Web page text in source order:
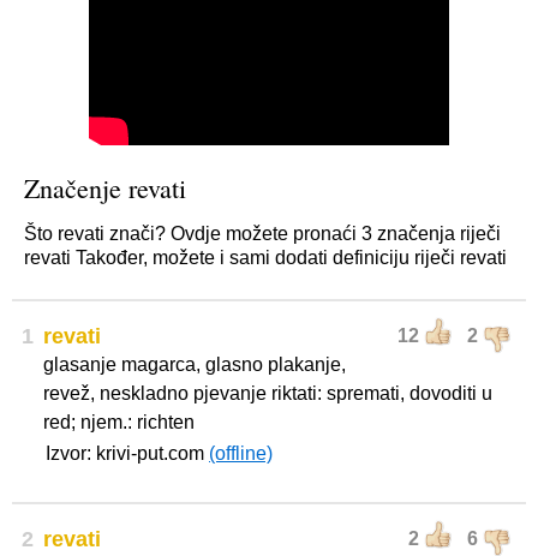
Značenje revati
Što revati znači? Ovdje možete pronaći 3 značenja riječi
revati Također, možete i sami dodati definiciju riječi revati
1 12 2
revati
glasanje magarca, glasno plakanje,
revež, neskladno pjevanje riktati: spremati, dovoditi u
red; njem.: richten
Izvor: krivi-put.com (offline)
2 2 6
revati